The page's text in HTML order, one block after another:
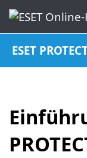
ESET